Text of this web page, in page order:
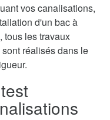
vos canalisations,
d'un bac à
tous les travaux
réalisés dans le